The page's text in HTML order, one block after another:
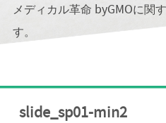
メディカル革命 byGMOに関
す。
slide_sp01-min2